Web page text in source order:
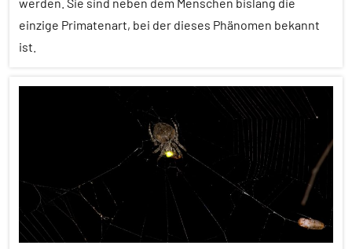
einzige Primatenart, bei der dieses Phänomen bekannt
ist.
Alle
Tiergruppen
Forschung